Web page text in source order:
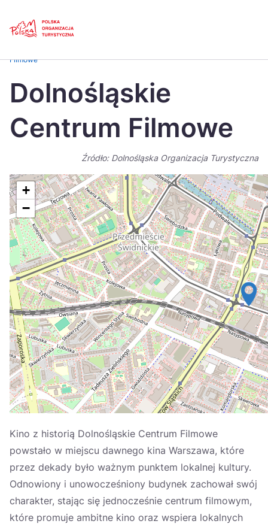
Česká
Dansk
Italiano
Nederlands 日本
Português
Suomi
Україна
Zamknij
Filmowe
Dolnośląskie
Centrum Filmowe
Źródło: Dolnośląska Organizacja Turystyczna
+
−
Kino z historią Dolnośląskie Centrum Filmowe
powstało w miejscu dawnego kina Warszawa, które
przez dekady było ważnym punktem lokalnej kultury.
Odnowiony i unowocześniony budynek zachował swój
charakter, stając się jednocześnie centrum filmowym,
które promuje ambitne kino oraz wspiera lokalnych